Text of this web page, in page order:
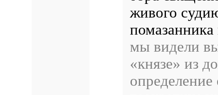
живого
мы видели
«князе» из